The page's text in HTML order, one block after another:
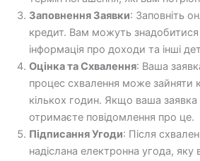
Заповнення Заявки: Заповніть
кредит. Вам можуть знадобитися
інформація про доходи та інші
Оцінка та Схвалення: Ваша
процес схвалення може зайняти
кількох годин. Якщо ваша заявка
отримаєте повідомлення про це.
Підписання Угоди: Після
надіслана електронна угода, яку